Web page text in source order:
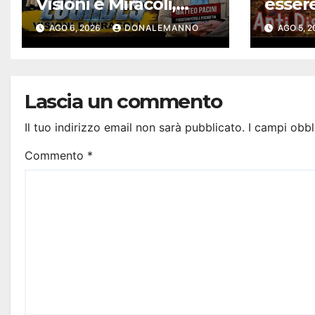
tutto spiegabile? |
Debunking |
AGO 6, 2026 DONALEMANNO
solari
AGO 5,
Lascia un commento
Il tuo indirizzo email non sarà pubblicato. I campi
Commento *